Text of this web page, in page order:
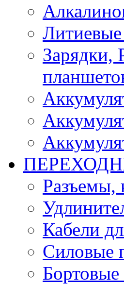
Зарядки,
Разъемы,
Кабели
Силовые